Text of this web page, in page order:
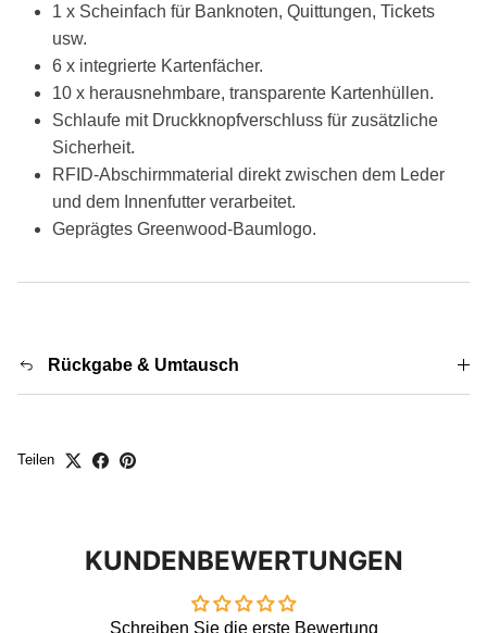
1 x Scheinfach für Banknoten, Quittungen, Tickets
usw.
6 x integrierte Kartenfächer.
10 x herausnehmbare, transparente Kartenhüllen.
Schlaufe mit Druckknopfverschluss für zusätzliche
Sicherheit.
RFID-Abschirmmaterial direkt zwischen dem Leder
und dem Innenfutter verarbeitet.
Geprägtes Greenwood-Baumlogo.
Rückgabe & Umtausch
Teilen
KUNDENBEWERTUNGEN
Schreiben Sie die erste Bewertung